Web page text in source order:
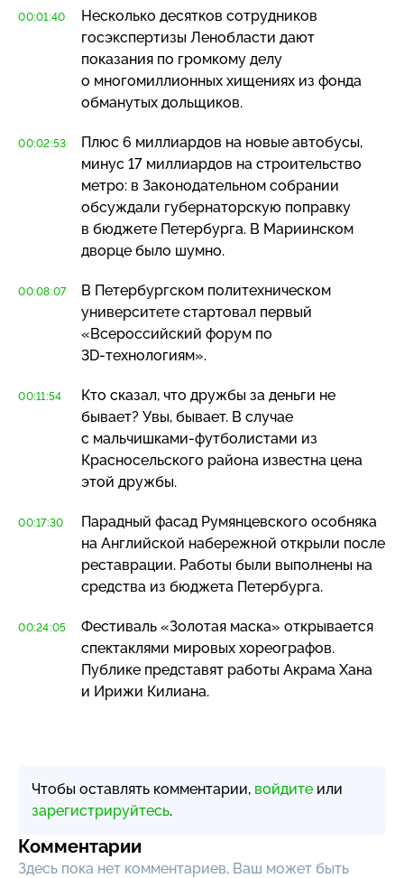
00:01:40
Несколько десятков сотрудников
госэкспертизы Ленобласти дают
показания по громкому делу
о многомиллионных хищениях из фонда
обманутых дольщиков.
00:02:53
Плюс 6 миллиардов на новые автобусы,
минус 17 миллиардов на строительство
метро: в Законодательном собрании
обсуждали губернаторскую поправку
в бюджете Петербурга. В Мариинском
дворце было шумно.
00:08:07
В Петербургском политехническом
университете стартовал первый
«Всероссийский форум по
3D-технологиям».
00:11:54
Кто сказал, что дружбы за деньги не
бывает? Увы, бывает. В случае
с мальчишками-футболистами из
Красносельского района известна цена
этой дружбы.
00:17:30
Парадный фасад Румянцевского особняка
на Английской набережной открыли после
реставрации. Работы были выполнены на
средства из бюджета Петербурга.
00:24:05
Фестиваль «Золотая маска» открывается
спектаклями мировых хореографов.
Публике представят работы Акрама Хана
и Ирижи Килиана.
Чтобы оставлять комментарии, войдите или
зарегистрируйтесь.
Комментарии
Здесь пока нет комментариев, Ваш может быть